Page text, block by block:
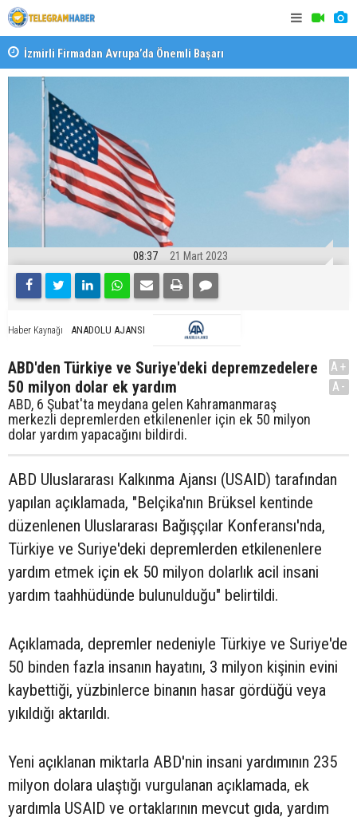
İzmirli Firmadan Avrupa’da Önemli Başarı
Devlet
08:37 21 Mart 2023
Haber Kaynağı ANADOLU AJANSI
ABD'den Türkiye ve Suriye'deki depremzedelere
50 milyon dolar ek yardım
ABD, 6 Şubat'ta meydana gelen Kahramanmaraş
merkezli depremlerden etkilenenler için ek 50 milyon
dolar yardım yapacağını bildirdi.
A+
A-
ABD Uluslararası Kalkınma Ajansı (USAID) tarafından
yapılan açıklamada, "Belçika'nın Brüksel kentinde
düzenlenen Uluslararası Bağışçılar Konferansı'nda,
Türkiye ve Suriye'deki depremlerden etkilenenlere
yardım etmek için ek 50 milyon dolarlık acil insani
yardım taahhüdünde bulunulduğu" belirtildi.
Açıklamada, depremler nedeniyle Türkiye ve Suriye'de
50 binden fazla insanın hayatını, 3 milyon kişinin evini
kaybettiği, yüzbinlerce binanın hasar gördüğü veya
yıkıldığı aktarıldı.
Yeni açıklanan miktarla ABD'nin insani yardımının 235
milyon dolara ulaştığı vurgulanan açıklamada, ek
yardımla USAID ve ortaklarının mevcut gıda, yardım